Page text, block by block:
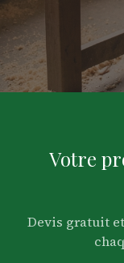
Votre
Devis gratuit